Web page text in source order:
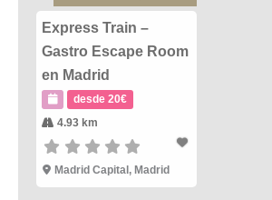
Express Train –
Gastro Escape Room
en Madrid
desde 20€
4.93 km
Madrid Capital , Madrid